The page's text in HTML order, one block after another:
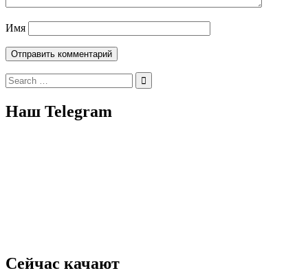
Имя
Search
for:
Наш Telegram
Сейчас качают